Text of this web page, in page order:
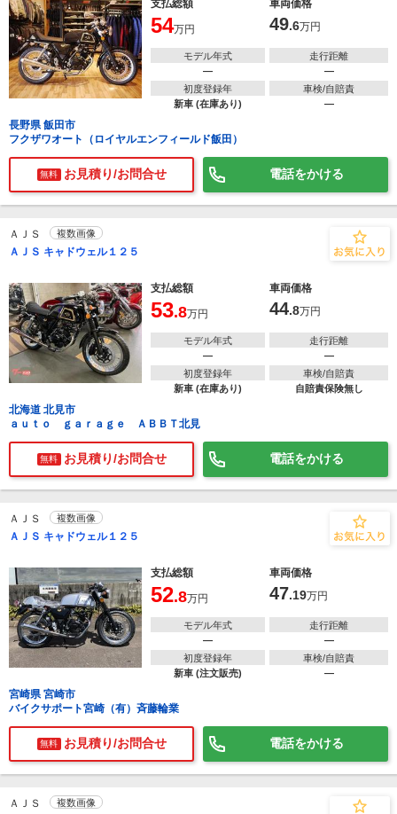
支払総額 車両価格
54万円 49.6万円
モデル年式
―
走行距離
―
初度登録年
新車 (在庫あり)
車検/自賠責
―
長野県 飯田市
フクザワオート（ロイヤルエンフィールド飯田）
無料 お見積り/お問合せ 電話をかける
ＡＪＳ 複数画像
ＡＪＳ キャドウェル１２５
支払総額 車両価格
53.8万円 44.8万円
モデル年式
―
走行距離
―
初度登録年
新車 (在庫あり)
車検/自賠責
自賠責保険無し
北海道 北見市
ａｕｔｏ ｇａｒａｇｅ ＡＢＢＴ北見
無料 お見積り/お問合せ 電話をかける
ＡＪＳ 複数画像
ＡＪＳ キャドウェル１２５
支払総額 車両価格
52.8万円 47.19万円
モデル年式
―
走行距離
―
初度登録年
新車 (注文販売)
車検/自賠責
―
宮崎県 宮崎市
バイクサポート宮崎（有）斉藤輪業
無料 お見積り/お問合せ 電話をかける
ＡＪＳ 複数画像